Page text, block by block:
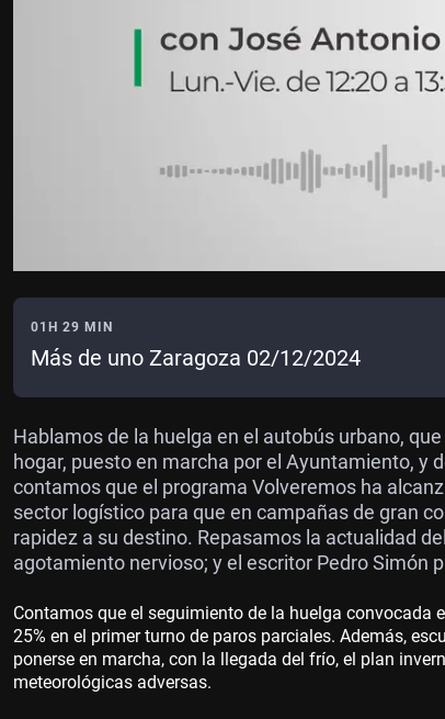
01H 29 MIN
Más de uno Zaragoza 02/12/2024
Hablamos de la huelga en el autobús urbano,
hogar, puesto en marcha por el Ayuntamiento, y
contamos que el programa Volveremos ha
sector logístico para que en campañas de gran
rapidez a su destino. Repasamos la actualidad
agotamiento nervioso; y el escritor Pedro Simón
Contamos que el seguimiento de la huelga convocada
25% en el primer turno de paros parciales. Además,
ponerse en marcha, con la llegada del frío, el plan
meteorológicas adversas.